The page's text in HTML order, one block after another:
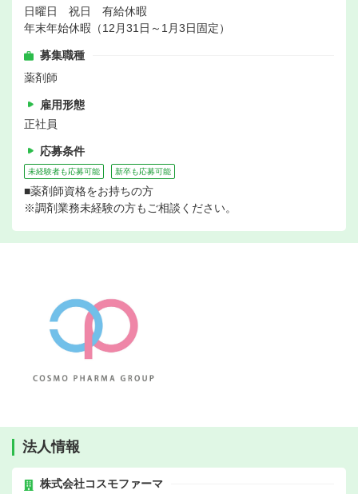
日曜日 祝日 有給休暇
年末年始休暇（12月31日～1月3日固定）
募集職種
薬剤師
雇用形態
正社員
応募条件
未経験者も応募可能 新卒も応募可能
■薬剤師資格をお持ちの方
※調剤業務未経験の方もご相談ください。
法人情報
株式会社コスモファーマ